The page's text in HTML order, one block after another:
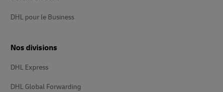
DHL pour le Business
Nos divisions
DHL Express
DHL Global Forwarding